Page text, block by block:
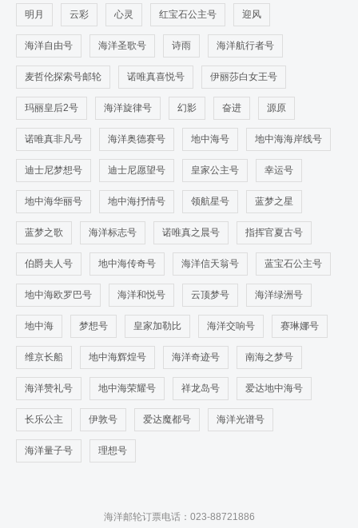
明月 云彩 心灵 红宝石公主号 迎风
海洋自由号 海洋圣歌号 诗雨 海洋航行者号
麦哲伦探索号邮轮 诺唯真喜悦号 伊丽莎白女王号
玛丽皇后2号 海洋旋律号 幻影 奋进 源原
诺唯真非凡号 海洋奥德赛号 地中海号 地中海海岸线号
迪士尼梦想号 迪士尼愿望号 皇家公主号 幸运号
地中海华丽号 地中海抒情号 领航星号 蓝梦之星
蓝梦之歌 海洋标志号 诺唯真之晨号 指挥官夏古号
伯爵夫人号 地中海传奇号 海洋信天翁号 蓝宝石公主号
地中海欧罗巴号 海洋和悦号 云顶梦号 海洋绿洲号
地中海 梦想号 皇家加勒比 海洋交响号 赛琳娜号
维京长船 地中海辉煌号 海洋奇迹号 南海之梦号
海洋赞礼号 地中海荣耀号 祥龙岛号 爱达地中海号
长乐公主 伊敦号 爱达魔都号 海洋光谱号
海洋量子号 理想号
海洋邮轮订票电话：023-88721886